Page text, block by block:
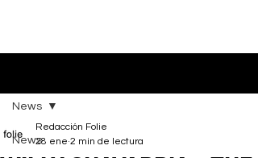
News
News
Redacción Folie
28 ene 2 min de lectura